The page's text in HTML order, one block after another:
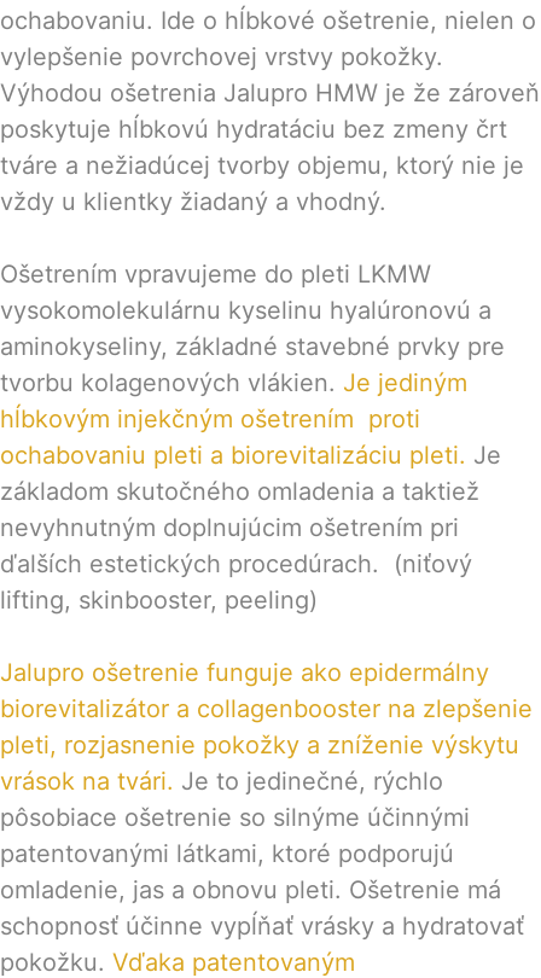
ochabovaniu. Ide o hĺbkové ošetrenie, nielen o
vylepšenie povrchovej vrstvy pokožky.
Výhodou ošetrenia Jalupro HMW je že zároveň
poskytuje hĺbkovú hydratáciu bez zmeny črt
tváre a nežiadúcej tvorby objemu, ktorý nie je
vždy u klientky žiadaný a vhodný.
Ošetrením vpravujeme do pleti LKMW
vysokomolekulárnu kyselinu hyalúronovú a
aminokyseliny, základné stavebné prvky pre
tvorbu kolagenových vlákien. Je jediným
hĺbkovým injekčným ošetrením proti
ochabovaniu pleti a biorevitalizáciu pleti. Je
základom skutočného omladenia a taktiež
nevyhnutným doplnujúcim ošetrením pri
ďalších estetických procedúrach. (niťový
lifting, skinbooster, peeling)
Jalupro ošetrenie funguje ako epidermálny
biorevitalizátor a collagenbooster na zlepšenie
pleti, rozjasnenie pokožky a zníženie výskytu
vrások na tvári. Je to jedinečné, rýchlo
pôsobiace ošetrenie so silnýme účinnými
patentovanými látkami, ktoré podporujú
omladenie, jas a obnovu pleti. Ošetrenie má
schopnosť účinne vypĺňať vrásky a hydratovať
pokožku. Vďaka patentovaným